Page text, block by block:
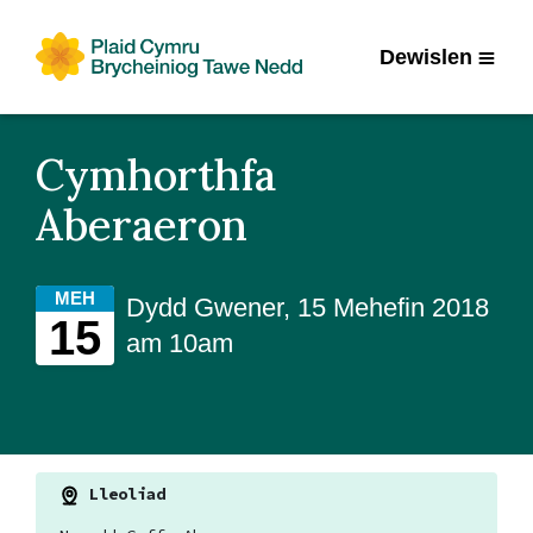
Dewislen
Cymhorthfa
Aberaeron
MEH
15
Dydd Gwener, 15 Mehefin 2018
am 10am
Lleoliad